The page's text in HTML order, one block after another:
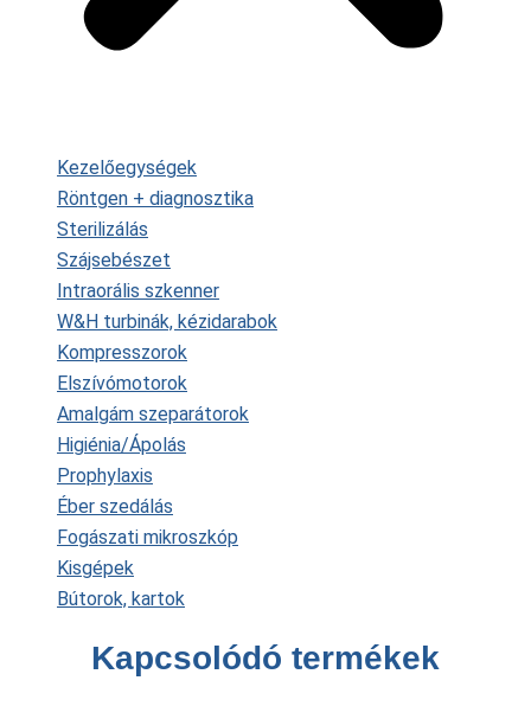
Kezelőegységek
Röntgen + diagnosztika
Sterilizálás
Szájsebészet
Intraorális szkenner
W&H turbinák, kézidarabok
Kompresszorok
Elszívómotorok
Amalgám szeparátorok
Higiénia/Ápolás
Prophylaxis
Éber szedálás
Fogászati mikroszkóp
Kisgépek
Bútorok, kartok
Kapcsolódó termékek